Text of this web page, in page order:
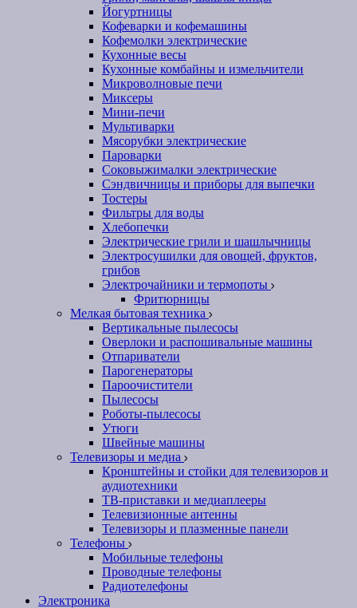
Йогуртницы
Кофеварки и кофемашины
Кофемолки электрические
Кухонные весы
Кухонные комбайны и измельчители
Микроволновые печи
Миксеры
Мини-печи
Мультиварки
Мясорубки электрические
Пароварки
Соковыжималки электрические
Сэндвичницы и приборы для выпечки
Тостеры
Фильтры для воды
Хлебопечки
Электрические грили и шашлычницы
Электросушилки для овощей, фруктов,
грибов
Электрочайники и термопоты
Фритюрницы
Мелкая бытовая техника
Вертикальные пылесосы
Оверлоки и распошивальные машины
Отпариватели
Парогенераторы
Пароочистители
Пылесосы
Роботы-пылесосы
Утюги
Швейные машины
Телевизоры и медиа
Кронштейны и стойки для телевизоров и
аудиотехники
ТВ-приставки и медиаплееры
Телевизионные антенны
Телевизоры и плазменные панели
Телефоны
Мобильные телефоны
Проводные телефоны
Радиотелефоны
Электроника